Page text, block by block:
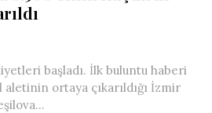
başladı. İlk buluntu haberi
aletinin ortaya çıkarıldığı İzmir